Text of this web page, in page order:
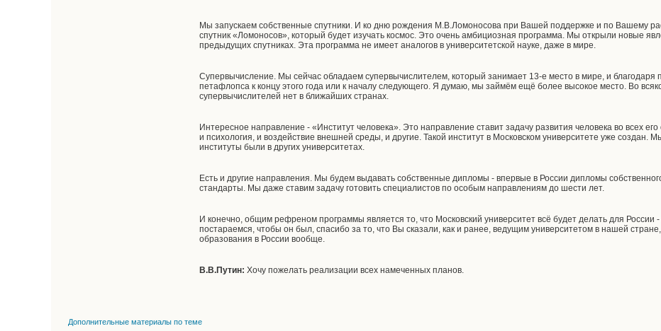
Мы запускаем собственные спутники. И ко дню рождения М.В.Ломоносова при Вашей поддержке и по Вашему
спутник «Ломоносов», который будет изучать космос. Это очень амбициозная программа. Мы открыли новые
предыдущих спутниках. Эта программа не имеет аналогов в университетской науке, даже в мире.
Супервычисление. Мы сейчас обладаем супервычислителем, который занимает 13-е место в мире, и благодаря
петафлопса к концу этого года или к началу следующего. Я думаю, мы займём ещё более высокое место. Во
супервычислителей нет в ближайших странах.
Интересное направление - «Институт человека». Это направление ставит задачу развития человека во всех
и психология, и воздействие внешней среды, и другие. Такой институт в Московском университете уже создан.
институты были в других университетах.
Есть и другие направления. Мы будем выдавать собственные дипломы - впервые в России дипломы
стандарты. Мы даже ставим задачу готовить специалистов по особым направлениям до шести лет.
И конечно, общим рефреном программы является то, что Московский университет всё будет делать для России
постараемся, чтобы он был, спасибо за то, что Вы сказали, как и ранее, ведущим университетом в нашей
образования в России вообще.
В.В.Путин: Хочу пожелать реализации всех намеченных планов.
Дополнительные материалы по теме